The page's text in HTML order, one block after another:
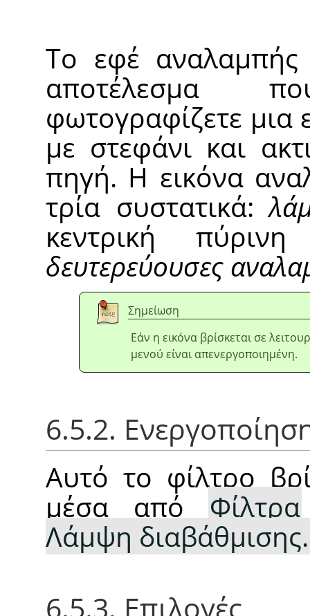
Το εφέ αναλαμπής
αποτέλεσμα
φωτογραφίζετε
με στεφάνι και
πηγή. Η εικόνα
τρία συστατικά:
κεντρική
δευτερεύουσες
Σημείωση
Εάν η εικόνα βρίσκεται σε
μενού είναι απενεργοποιημένη.
6.5.2.
Αυτό το φίλτρο
μέσα από Φίλτρα
Λάμψη
6.5.3. Επιλογές